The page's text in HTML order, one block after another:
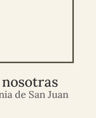
de San Juan